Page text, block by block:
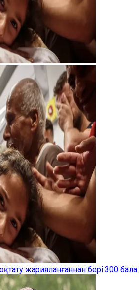
жарияланғаннан бері 300 бала